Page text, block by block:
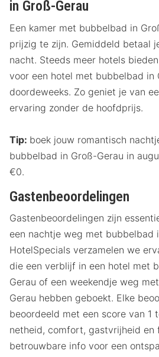
in Groß-Gerau
Een kamer met bubbelbad in
prijzig te zijn. Gemiddeld betaal
nacht. Steeds meer hotels
voor een hotel met bubbelbad in
doordeweeks. Zo geniet je van
ervaring zonder de hoofdprijs.
Tip: boek jouw romantisch
bubbelbad in Groß-Gerau in
€0.
Gastenbeoordelingen
Gastenbeoordelingen zijn
een nachtje weg met bubbelbad
HotelSpecials verzamelen we
die een verblijf in een hotel met
Gerau of een weekendje weg
Gerau hebben geboekt. Elke
beoordeeld met een score van 1
netheid, comfort, gastvrijheid
betrouwbare info voor een